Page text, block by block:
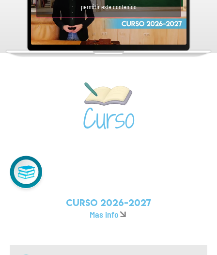
permitir este contenido
Curso
Curso 2026-2027
Mas info